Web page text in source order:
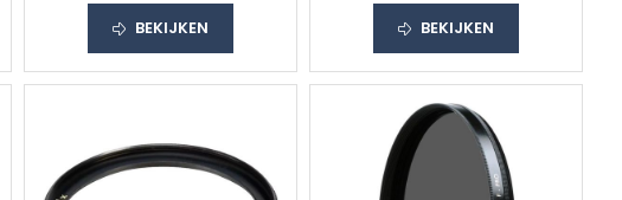
BEKIJKEN BEKIJKEN